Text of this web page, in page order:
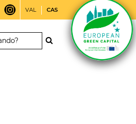
VAL CAS